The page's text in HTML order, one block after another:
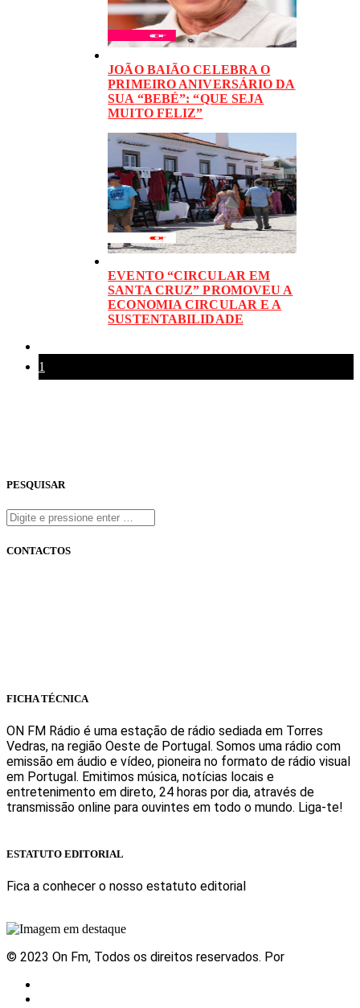
JOÃO BAIÃO CELEBRA O
PRIMEIRO ANIVERSÁRIO DA
SUA “BEBÉ”: “QUE SEJA
MUITO FELIZ”
EVENTO “CIRCULAR EM
SANTA CRUZ” PROMOVEU A
ECONOMIA CIRCULAR E A
SUSTENTABILIDADE
1
PESQUISAR
CONTACTOS
FICHA TÉCNICA
ON FM Rádio é uma estação de rádio sediada em Torres
Vedras, na região Oeste de Portugal. Somos uma rádio com
emissão em áudio e vídeo, pioneira no formato de rádio visual
em Portugal. Emitimos música, notícias locais e
entretenimento em direto, 24 horas por dia, através de
transmissão online para ouvintes em todo o mundo. Liga-te!
ESTATUTO EDITORIAL
Fica a conhecer o nosso estatuto editorial
© 2023 On Fm, Todos os direitos reservados. Por